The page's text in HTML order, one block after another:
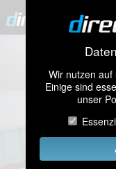
Wir nutzen auf
Einige sind
unser